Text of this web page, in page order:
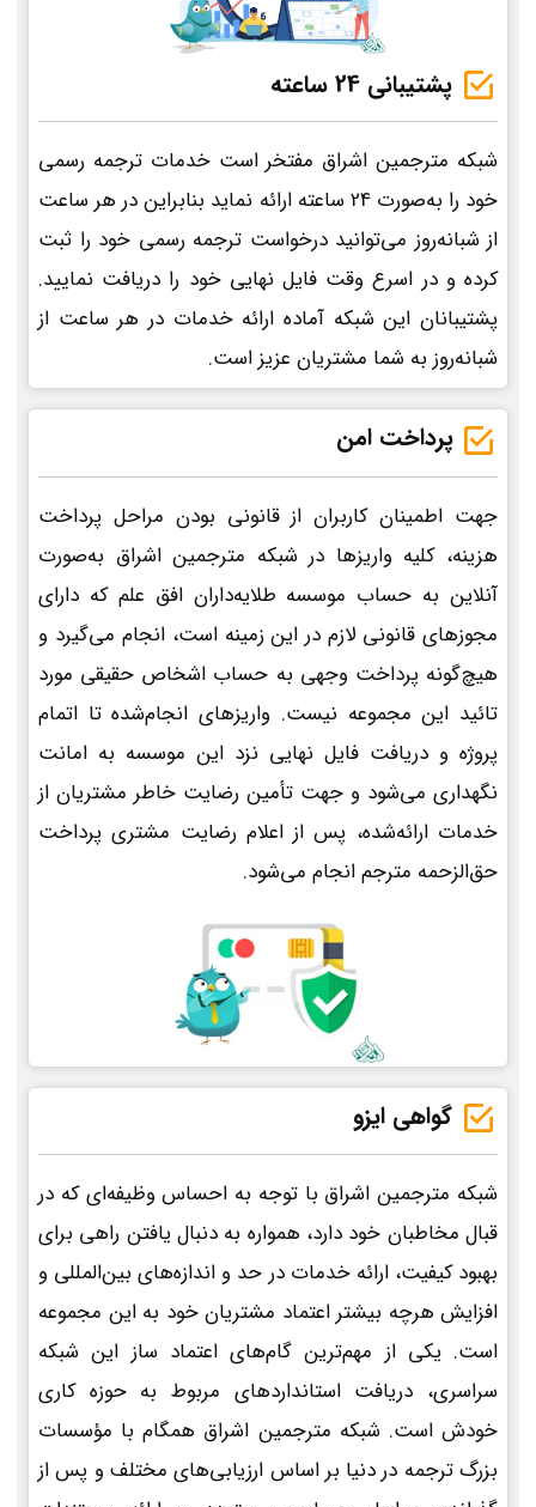
پشتیبانی 24 ساعته
شبکه مترجمین اشراق مفتخر است خدمات ترجمه رسمی
خود را به‌صورت 24 ساعته ارائه نماید بنابراین در هر ساعت
از شبانه‌روز می‌توانید درخواست ترجمه رسمی خود را ثبت
کرده و در اسرع وقت فایل نهایی خود را دریافت نمایید.
پشتیبانان این شبکه آماده ارائه خدمات در هر ساعت از
شبانه‌روز به شما مشتریان عزیز است.
پرداخت امن
جهت اطمینان کاربران از قانونی بودن مراحل پرداخت
هزینه، کلیه واریزها در شبکه مترجمین اشراق به‌صورت
آنلاین به حساب موسسه طلایه‌داران افق علم که دارای
مجوزهای قانونی لازم در این زمینه است، انجام می‌گیرد و
هیچ‌گونه پرداخت وجهی به حساب اشخاص حقیقی مورد
تائید این مجموعه نیست. واریزهای انجام‌شده تا اتمام
پروژه و دریافت فایل نهایی نزد این موسسه به امانت
نگهداری می‌شود و جهت تأمین رضایت خاطر مشتریان از
خدمات ارائه‌شده، پس از اعلام رضایت مشتری پرداخت
حق‌الزحمه مترجم انجام می‌شود.
گواهی ایزو
شبکه مترجمین اشراق با توجه به احساس وظیفه‌ای که در
قبال مخاطبان خود دارد، همواره به دنبال یافتن راهی برای
بهبود کیفیت، ارائه خدمات در حد و اندازه‌های بین‌المللی و
افزایش هرچه بیشتر اعتماد مشتریان خود به این مجموعه
است. یکی از مهم‌ترین گام‌های اعتماد ساز این شبکه
سراسری، دریافت استانداردهای مربوط به حوزه کاری
خودش است. شبکه مترجمین اشراق همگام با مؤسسات
بزرگ ترجمه در دنیا بر اساس ارزیابی‌های مختلف و پس از